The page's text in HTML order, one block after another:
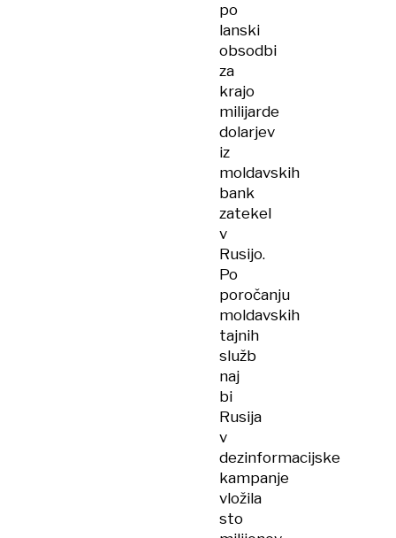
po
lanski
obsodbi
za
krajo
milijarde
dolarjev
iz
moldavskih
bank
zatekel
v
Rusijo.
Po
poročanju
moldavskih
tajnih
služb
naj
bi
Rusija
v
dezinformacijske
kampanje
vložila
sto